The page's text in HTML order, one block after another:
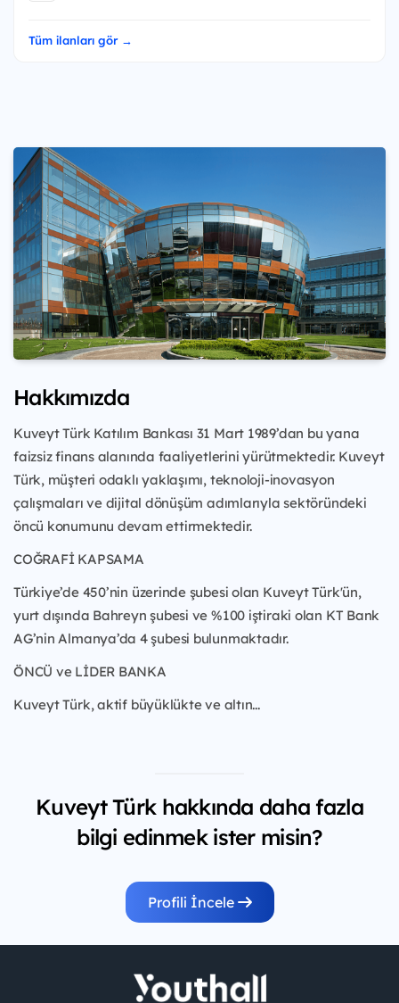
Tüm ilanları gör →
Hakkımızda
Kuveyt Türk Katılım Bankası 31 Mart 1989’dan bu yana
faizsiz finans alanında faaliyetlerini yürütmektedir. Kuveyt
Türk, müşteri odaklı yaklaşımı, teknoloji-inovasyon
çalışmaları ve dijital dönüşüm adımlarıyla sektöründeki
öncü konumunu devam ettirmektedir.
COĞRAFİ KAPSAMA
Türkiye’de 450’nin üzerinde şubesi olan Kuveyt Türk'ün,
yurt dışında Bahreyn şubesi ve %100 iştiraki olan KT Bank
AG’nin Almanya’da 4 şubesi bulunmaktadır.
ÖNCÜ ve LİDER BANKA
Kuveyt Türk, aktif büyüklükte ve altın...
Kuveyt Türk hakkında daha fazla
bilgi edinmek ister misin?
Profili İncele